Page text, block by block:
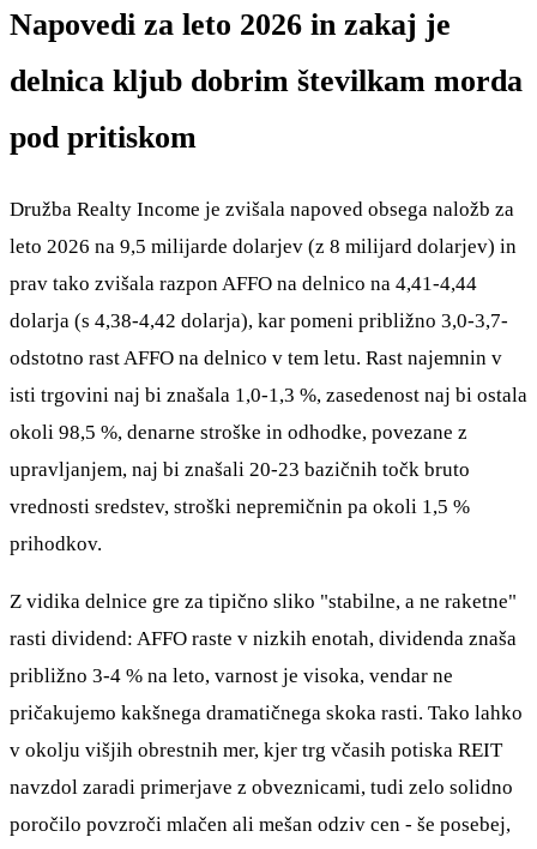
Napovedi za leto 2026 in zakaj je
delnica kljub dobrim številkam morda
pod pritiskom
Družba Realty Income je zvišala napoved obsega naložb za
leto 2026 na 9,5 milijarde dolarjev (z 8 milijard dolarjev) in
prav tako zvišala razpon AFFO na delnico na 4,41-4,44
dolarja (s 4,38-4,42 dolarja), kar pomeni približno 3,0-3,7-
odstotno rast AFFO na delnico v tem letu. Rast najemnin v
isti trgovini naj bi znašala 1,0-1,3 %, zasedenost naj bi ostala
okoli 98,5 %, denarne stroške in odhodke, povezane z
upravljanjem, naj bi znašali 20-23 bazičnih točk bruto
vrednosti sredstev, stroški nepremičnin pa okoli 1,5 %
prihodkov.
Z vidika delnice gre za tipično sliko "stabilne, a ne raketne"
rasti dividend: AFFO raste v nizkih enotah, dividenda znaša
približno 3-4 % na leto, varnost je visoka, vendar ne
pričakujemo kakšnega dramatičnega skoka rasti. Tako lahko
v okolju višjih obrestnih mer, kjer trg včasih potiska REIT
navzdol zaradi primerjave z obveznicami, tudi zelo solidno
poročilo povzroči mlačen ali mešan odziv cen - še posebej,